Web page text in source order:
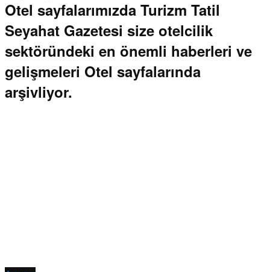
Otel sayfalarımızda Turizm Tatil
Seyahat Gazetesi size otelcilik
sektöründeki en önemli haberleri ve
gelişmeleri Otel sayfalarında
arşivliyor.